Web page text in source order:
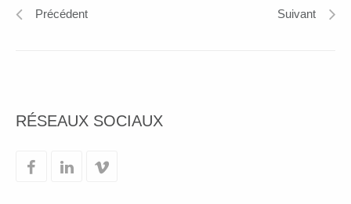
Précédent Suivant
RÉSEAUX SOCIAUX